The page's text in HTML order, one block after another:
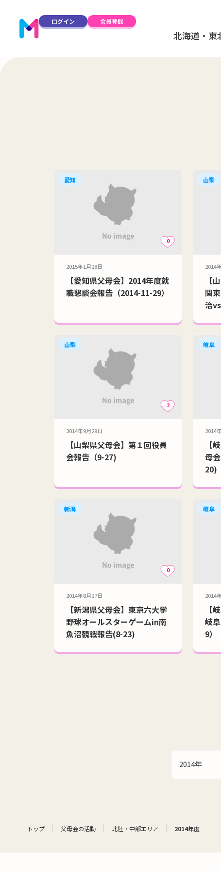
ログイン 会員登録
北海道・東
愛知
0
2015年1月28日
【愛知県父母会】2014年度就
職懇談会報告（2014-11-29）
山梨
2014
【
関
治
山梨
2
2014年9月29日
【山梨県父母会】第１回役員
会報告（9-27)
岐阜
2014
【
母
20)
新潟
0
2014年8月27日
【新潟県父母会】東京六大学
野球オールスターゲームin南
魚沼観戦報告(8-23)
岐阜
2014
【
岐
9）
2014年
トップ 父母会の活動 北陸・中部エリア 2014年度